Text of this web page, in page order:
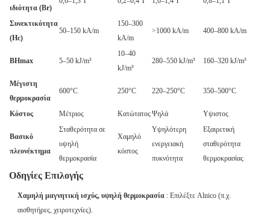
ιδιότητα (Br)
Συνεκτικότητα
(Hc)
50–150 kA/m
150–300
kA/m
>1000 kA/m 400–800 kA/m
BHmax 5–50 kJ/m³
10–40
kJ/m³
280–550 kJ/m³ 160–320 kJ/m³
Μέγιστη
θερμοκρασία
600°C 250°C 220–250°C 350–500°C
Κόστος Μέτριος ΚατώτατοςΨηλά Υψιστος
Βασικό
πλεονέκτημα
Σταθερότητα σε
υψηλή
θερμοκρασία
Χαμηλό
κόστος
Υψηλότερη
ενεργειακή
πυκνότητα
Εξαιρετική
σταθερότητα
θερμοκρασίας
Οδηγίες Επιλογής
Χαμηλή μαγνητική ισχύς, υψηλή θερμοκρασία : Επιλέξτε Alnico (π.χ.
αισθητήρες, χειροτεχνίες).